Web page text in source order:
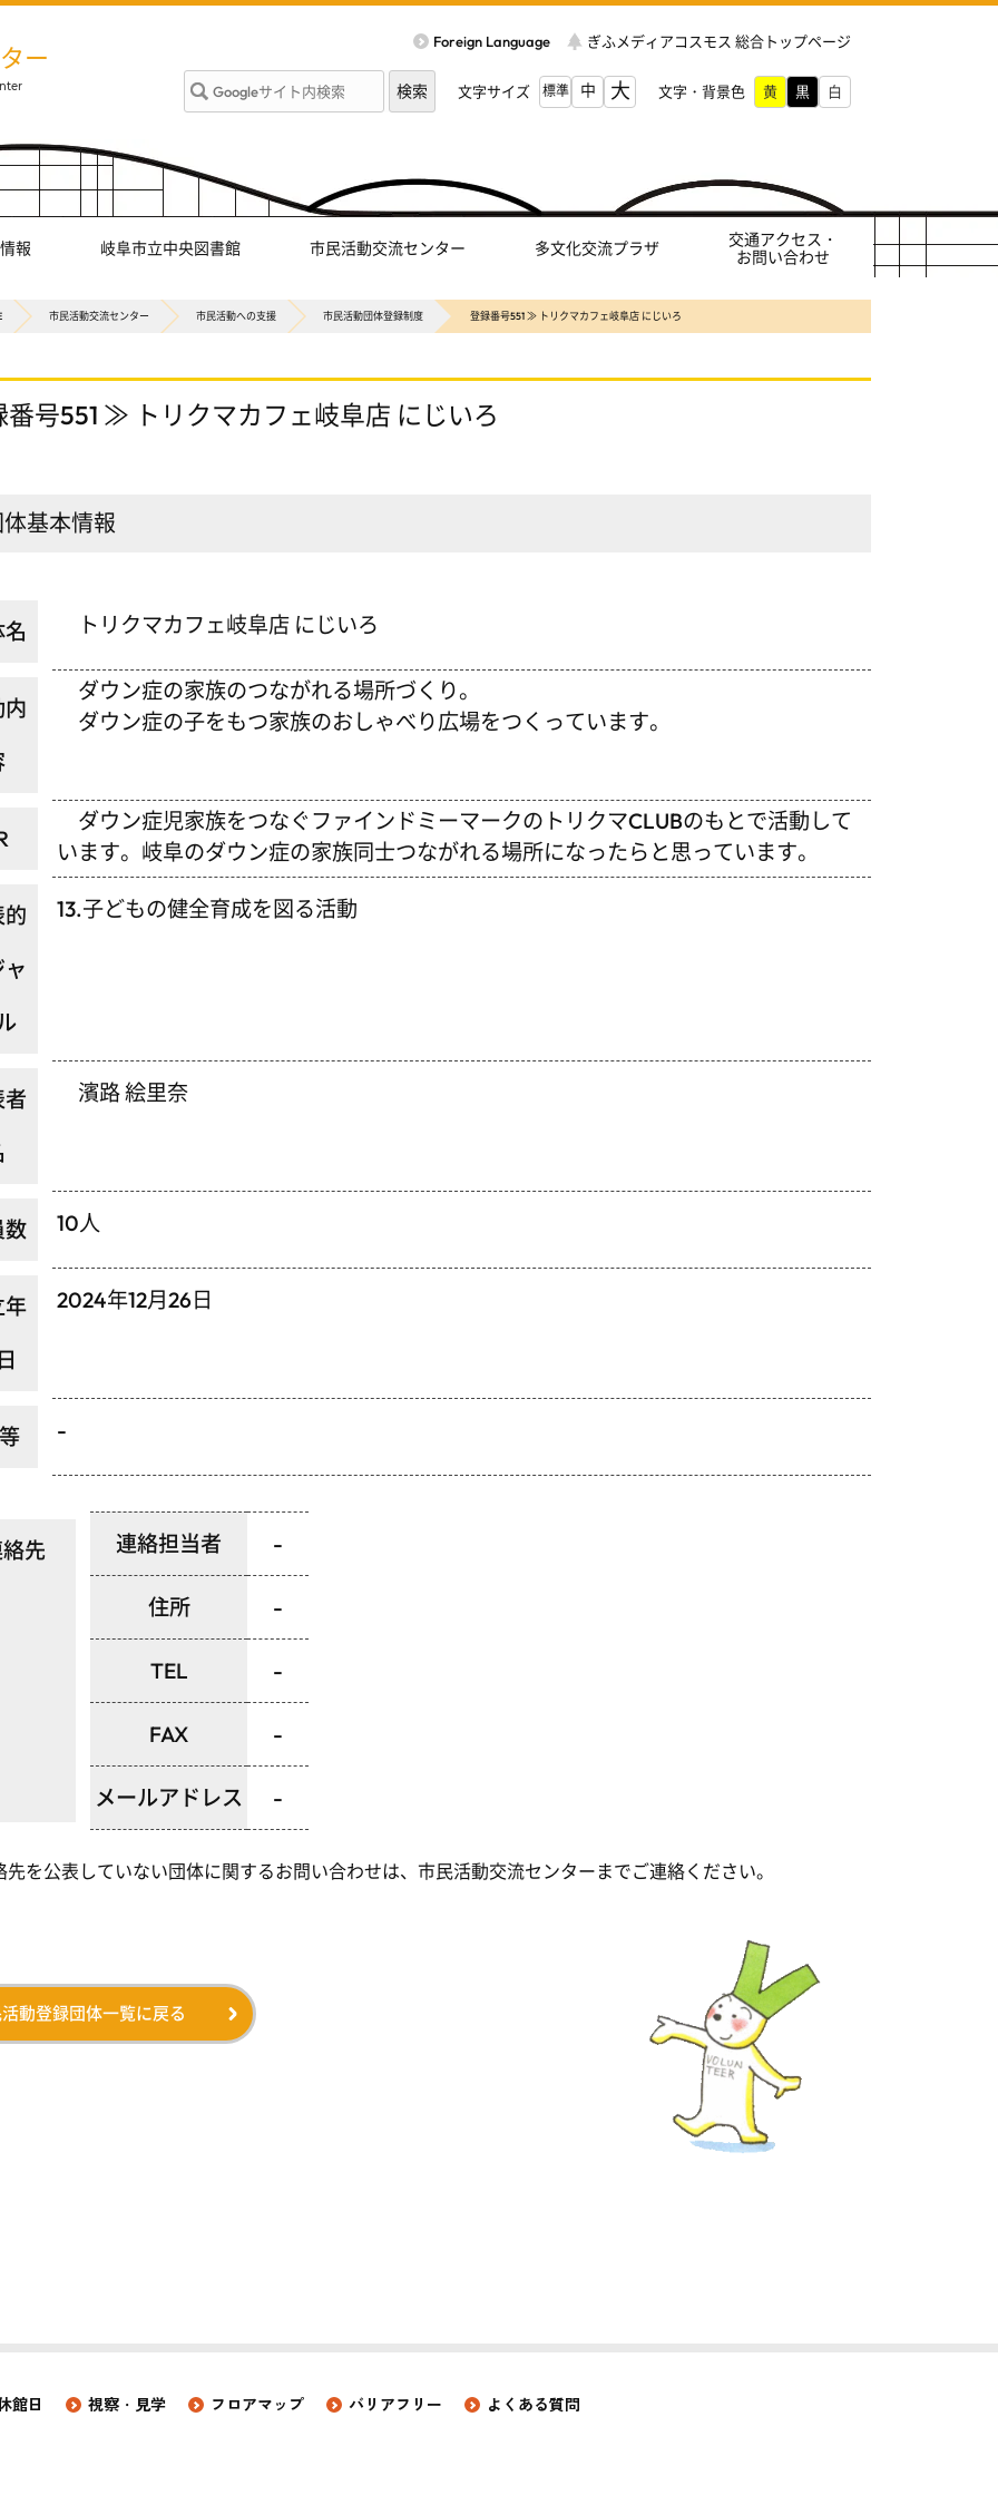
Foreign Language ぎふメディアコスモス 総合トップページ
ー
文字サイズ 標準 中 大 文字・背景色
報 岐阜市立中央図書館 市民活動交流センター 多文化交流プラザ
交通アクセス・
お問い合わせ
市民活動交流センター 市民活動への支援 市民活動団体登録制度 登録番号551 ≫ トリクマカフェ岐阜店 にじいろ
番号551 ≫ トリクマカフェ岐阜店 にじいろ
基本情報
トリクマカフェ岐阜店 にじいろ
内
ダウン症の家族のつながれる場所づくり。
ダウン症の子をもつ家族のおしゃべり広場をつくっています。
ダウン症児家族をつなぐファインドミーマークのトリクマCLUBのもとで活動して
います。岐阜のダウン症の家族同士つながれる場所になったらと思っています。
的
13.子どもの健全育成を図る活動
者
濱路 絵里奈
数 10人
年
2024年12月26日
-
先 連絡担当者 -
住所 -
TEL -
FAX -
メールアドレス -
を公表していない団体に関するお問い合わせは、市民活動交流センターまでご連絡ください。
動登録団体一覧に戻る
館日 視察・見学 フロアマップ バリアフリー よくある質問